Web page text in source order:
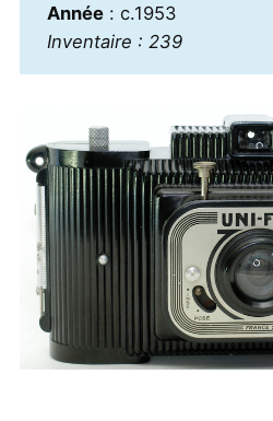
Année: c.1953
Inventaire : 239